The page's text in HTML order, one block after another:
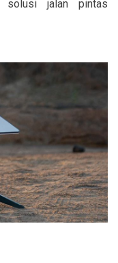
solusi jalan pintas